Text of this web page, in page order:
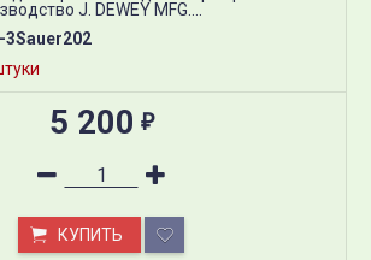
J. DEWEY MFG....
3Sauer202
5 200 ₽
КУПИТЬ